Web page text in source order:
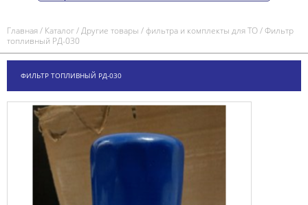
Главная/ Каталог/Другие товары / фильтра и комплекты для ТО/Фильтр
топливный РД-030
ФИЛЬТР ТОПЛИВНЫЙ РД-030